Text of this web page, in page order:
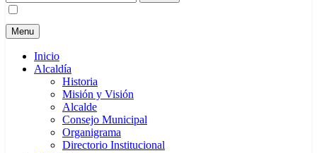
Menu
Inicio
Alcaldía
Historia
Misión y Visión
Alcalde
Consejo Municipal
Organigrama
Directorio Institucional